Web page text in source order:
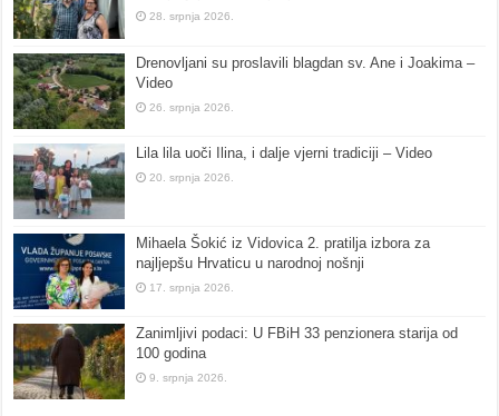
28. srpnja 2026.
Drenovljani su proslavili blagdan sv. Ane i Joakima –
Video
26. srpnja 2026.
Lila lila uoči Ilina, i dalje vjerni tradiciji – Video
20. srpnja 2026.
Mihaela Šokić iz Vidovica 2. pratilja izbora za
najljepšu Hrvaticu u narodnoj nošnji
17. srpnja 2026.
Zanimljivi podaci: U FBiH 33 penzionera starija od
100 godina
9. srpnja 2026.